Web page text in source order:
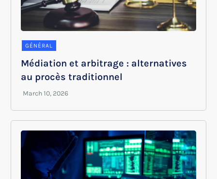
GÉNÉRAL
Médiation et arbitrage : alternatives
au procès traditionnel